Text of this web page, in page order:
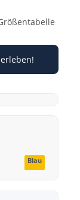
Blau